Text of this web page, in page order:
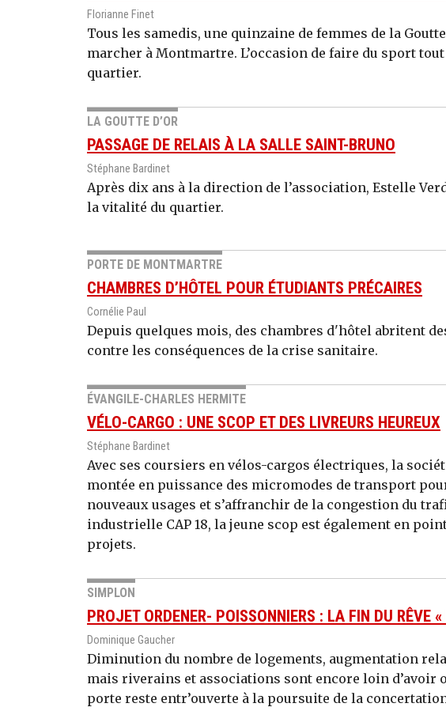
Florianne Finet
Tous les samedis, une quinzaine de femmes de la
marcher à Montmartre. L’occasion de faire du sport
quartier.
LA GOUTTE D’OR
PASSAGE DE RELAIS À LA SALLE SAINT-BRUNO
Stéphane Bardinet
Après dix ans à la direction de l’association, Estelle
la vitalité du quartier.
PORTE DE MONTMARTRE
CHAMBRES D’HÔTEL POUR ÉTUDIANTS PRÉCAIRES
Cornélie Paul
Depuis quelques mois, des chambres d'hôtel abritent
contre les conséquences de la crise sanitaire.
ÉVANGILE-CHARLES HERMITE
VÉLO-CARGO : UNE SCOP ET DES LIVREURS HEUREUX
Stéphane Bardinet
Avec ses coursiers en vélos-cargos électriques, la
montée en puissance des micromodes de transport
nouveaux usages et s’affranchir de la congestion du
industrielle CAP 18, la jeune scop est également en
projets.
SIMPLON
PROJET ORDENER- POISSONNIERS : LA FIN DU RÊVE
Dominique Gaucher
Diminution du nombre de logements, augmentation
mais riverains et associations sont encore loin d’avoir
porte reste entr’ouverte à la poursuite de la